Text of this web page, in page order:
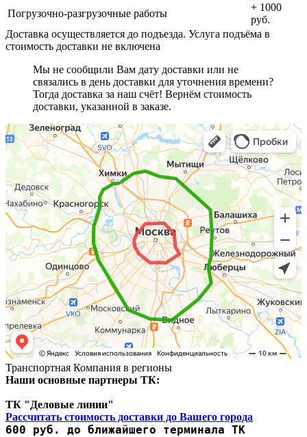
Погрузочно-разгрузочные работы
+ 1000
руб.
Доставка осуществляется до подъезда. Услуга подъёма в
стоимость доставки не включена
Мы не сообщили Вам дату доставки или не
связались в день доставки для уточнения времени?
Тогда доставка за наш счёт! Вернём стоимость
доставки, указанной в заказе.
Транспортная Компания в регионы
Наши основные партнеры ТК:
ТК "Деловые линии"
Рассчитать стоимость доставки до Вашего города
600 руб. до ближайшего терминала ТК